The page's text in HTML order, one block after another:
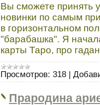
Вы сможете принять
новинки по самым
в горизонтальном
"барабашка". Я
карты Таро, про
Просмотров: 318 |
Прародина